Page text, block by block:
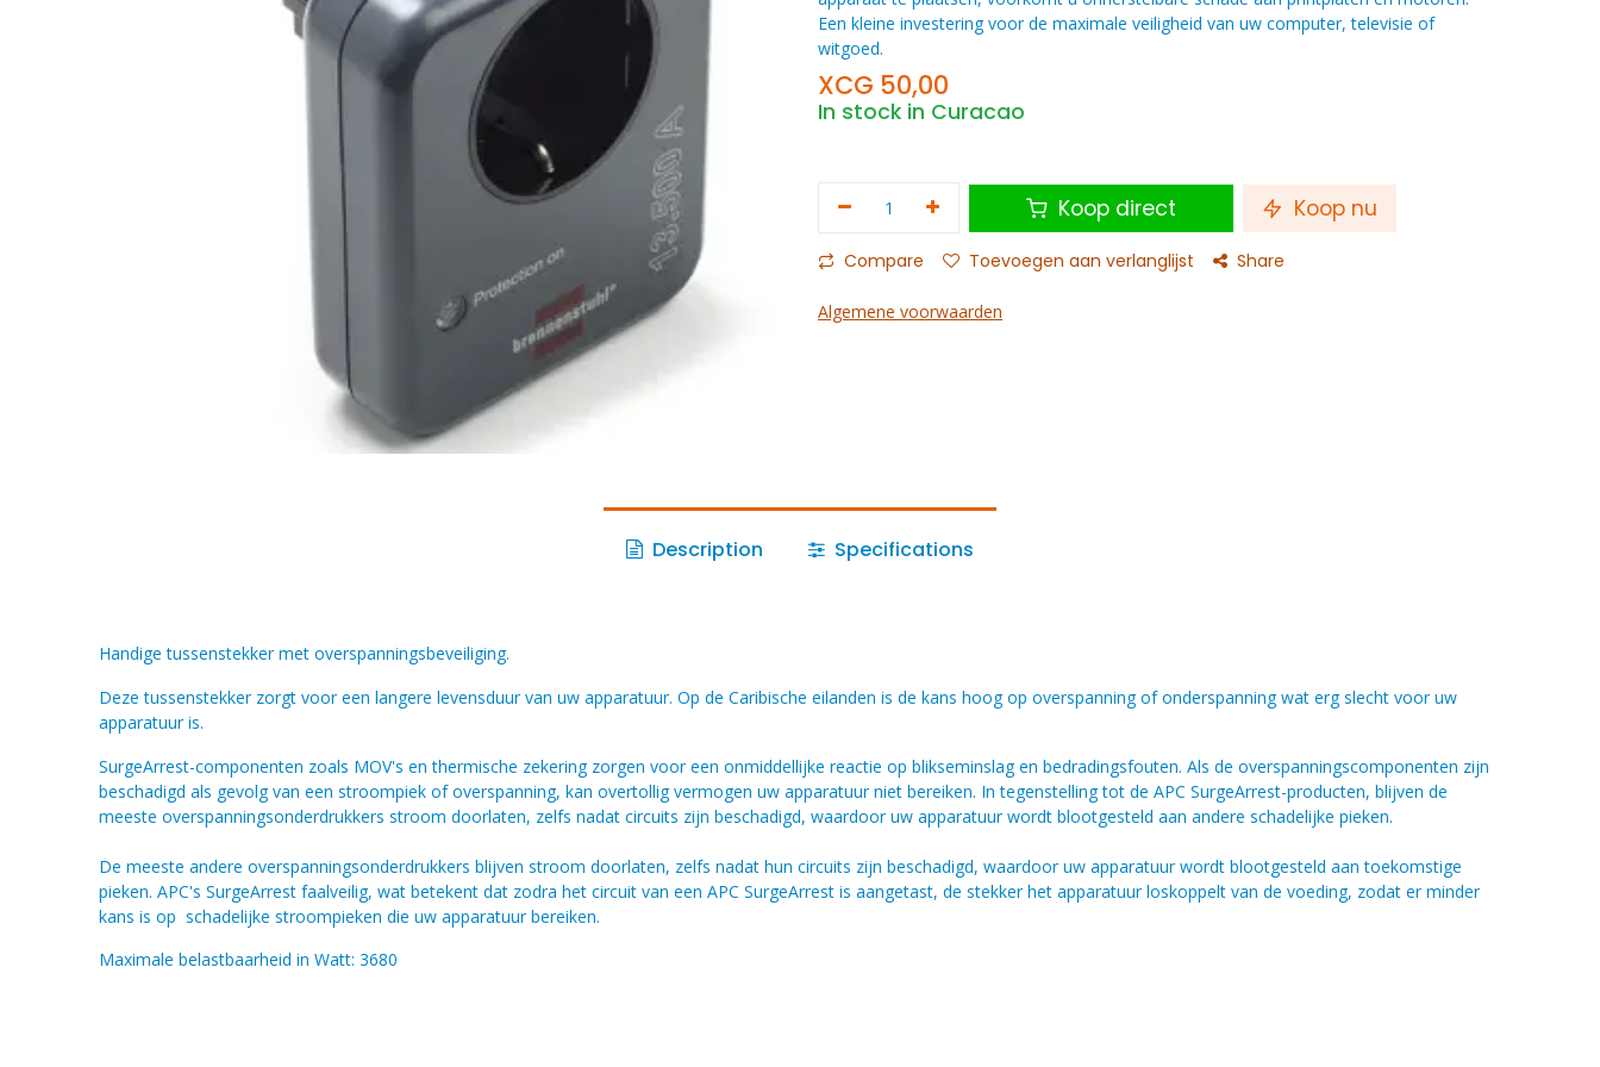
Een kleine investering voor de maximale veiligheid van uw computer, televisie of
witgoed.
XCG 50,00
In stock in Curacao
Koop direct Koop nu
Compare Toevoegen aan verlanglijst Share
Algemene voorwaarden
Description Specifications
Handige tussenstekker met overspanningsbeveiliging.
Deze tussenstekker zorgt voor een langere levensduur van uw apparatuur. Op de Caribische eilanden is de kans hoog op overspanning of onderspanning wat erg slecht voor uw
apparatuur is.
SurgeArrest-componenten zoals MOV's en thermische zekering zorgen voor een onmiddellijke reactie op blikseminslag en bedradingsfouten. Als de overspanningscomponenten zijn
beschadigd als gevolg van een stroompiek of overspanning, kan overtollig vermogen uw apparatuur niet bereiken. In tegenstelling tot de APC SurgeArrest-producten, blijven de
meeste overspanningsonderdrukkers stroom doorlaten, zelfs nadat circuits zijn beschadigd, waardoor uw apparatuur wordt blootgesteld aan andere schadelijke pieken.
De meeste andere overspanningsonderdrukkers blijven stroom doorlaten, zelfs nadat hun circuits zijn beschadigd, waardoor uw apparatuur wordt blootgesteld aan toekomstige
pieken. APC's SurgeArrest faalveilig, wat betekent dat zodra het circuit van een APC SurgeArrest is aangetast, de stekker het apparatuur loskoppelt van de voeding, zodat er minder
kans is op schadelijke stroompieken die uw apparatuur bereiken.
Maximale belastbaarheid in Watt: 3680